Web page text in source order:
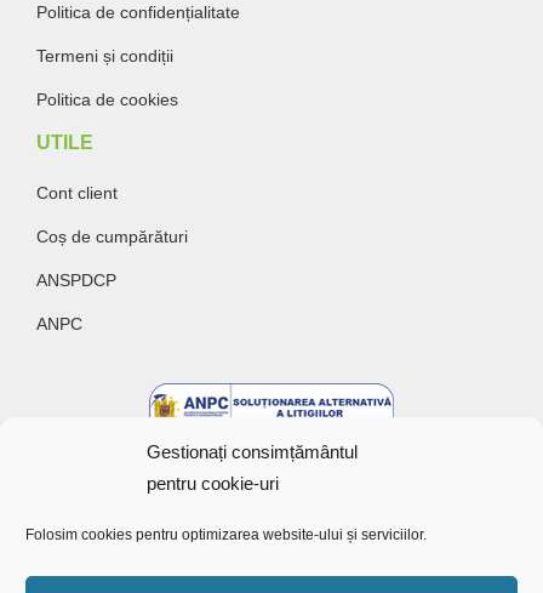
Gestionați consimțământul
pentru cookie-uri
Folosim cookies pentru optimizarea website-ului și serviciilor.
Politica de confidențialitate
Termeni și condiții
Politica de cookies
UTILE
Cont client
Coș de cumpărături
ANSPDCP
ANPC